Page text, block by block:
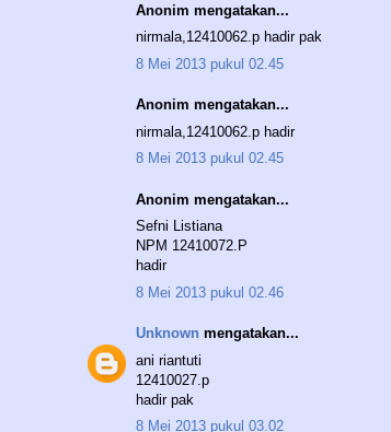
Anonim mengatakan...
nirmala,12410062.p hadir pak
8 Mei 2013 pukul 02.45
Anonim mengatakan...
nirmala,12410062.p hadir
8 Mei 2013 pukul 02.45
Anonim mengatakan...
Sefni Listiana
NPM 12410072.P
hadir
8 Mei 2013 pukul 02.46
Unknown mengatakan...
ani riantuti
12410027.p
hadir pak
8 Mei 2013 pukul 03.02